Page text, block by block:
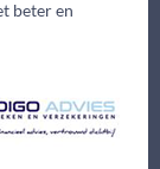
beter en